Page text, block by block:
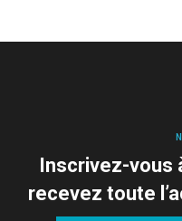
Inscrivez-vous
recevez toute